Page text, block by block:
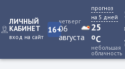
ЛИЧНЫЙ
КАБИНЕТ
вход на сайт
16+
четверг
06
августа
прогноз
на 5 дней
25
oC
небольшая
облачность